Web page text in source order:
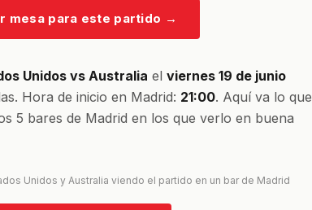
mesa para este partido →
Unidos vs Australia el viernes 19 de junio
Hora de inicio en Madrid: 21:00. Aquí va lo que
5 bares de Madrid en los que verlo en buena
Unidos y Australia viendo el partido en un bar de Madrid